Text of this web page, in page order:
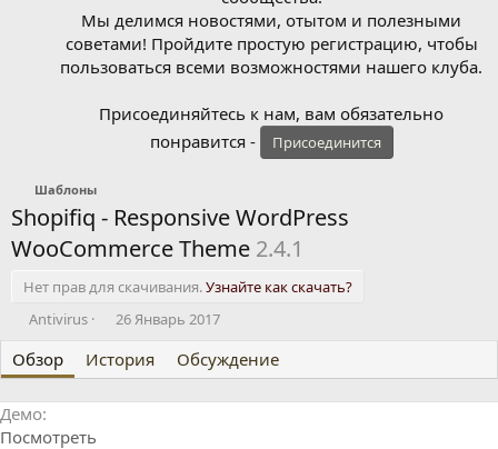
Мы делимся новостями, отытом и полезными
советами! Пройдите простую регистрацию, чтобы
пользоваться всеми возможностями нашего клуба.
Присоединяйтесь к нам, вам обязательно
понравится -
Присоединится
Шаблоны
Shopifiq - Responsive WordPress
WooCommerce Theme 2.4.1
Нет прав для скачивания.Узнайте как скачать?
А
т
о
р
Antivirus
Д
т
а
с
26 Январь 2017
Обзор История Обсуждение
Демо
Посмотреть